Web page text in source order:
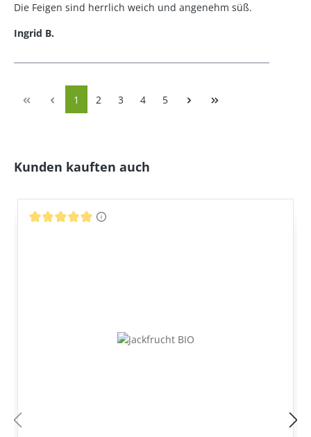
Die Feigen sind herrlich weich und angenehm süß.
Ingrid B.
Seite
1 Seite
2 Seite
3 Seite
4 Seite
5
Produktgalerie überspringen
Kunden kauften auch
Durchschnittliche Bewertung von 4.94 von 5 Sternen